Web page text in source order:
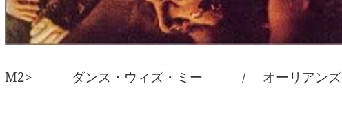
M2> ダンス・ウィズ・ミー / オーリアンズ